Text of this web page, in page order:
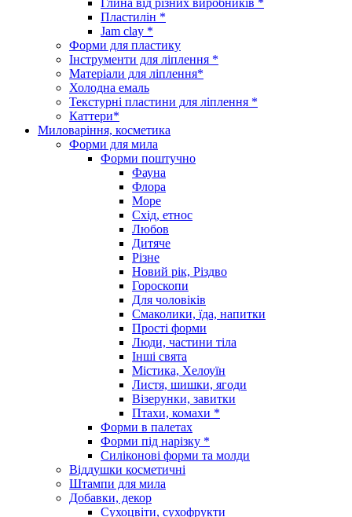
Пластилін *
Jam clay *
Форми для пластику
Інструменти для ліплення *
Матеріали для ліплення*
Холодна емаль
Текстурні пластини для ліплення *
Каттери*
Миловаріння, косметика
Форми для мила
Форми поштучно
Фауна
Флора
Море
Схід, етнос
Любов
Дитяче
Різне
Новий рік, Різдво
Гороскопи
Для чоловіків
Смаколики, їда, напитки
Прості форми
Люди, частини тіла
Інші свята
Містика, Хелоуїн
Листя, шишки, ягоди
Візерунки, завитки
Птахи, комахи *
Форми в палетах
Форми під нарізку *
Силіконові форми та молди
Віддушки косметичні
Штампи для мила
Добавки, декор
Сухоцвіти, сухофрукти